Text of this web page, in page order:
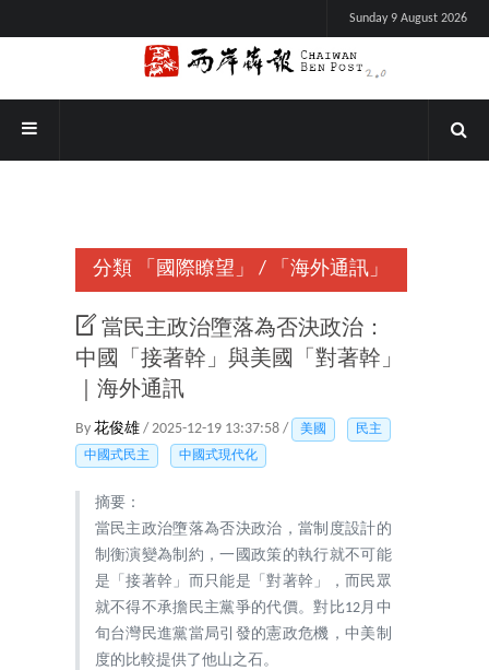
Sunday 9 August 2026
分類 「國際瞭望」 / 「海外通訊」
當民主政治墮落為否決政治：
中國「接著幹」與美國「對著幹」
｜海外通訊
By 花俊雄 / 2025-12-19 13:37:58 / 美國
民主
中國式民主
中國式現代化
摘要：
當民主政治墮落為否決政治，當制度設計的
制衡演變為制約，一國政策的執行就不可能
是「接著幹」而只能是「對著幹」，而民眾
就不得不承擔民主黨爭的代價。對比12月中
旬台灣民進黨當局引發的憲政危機，中美制
度的比較提供了他山之石。